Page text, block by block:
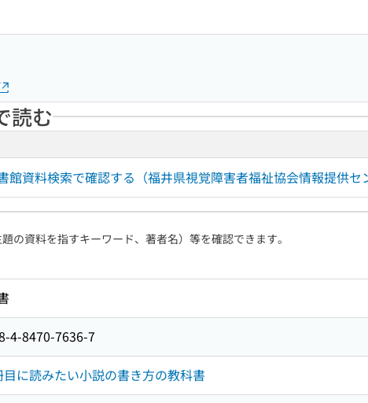
読む
館資料検索で確認する（福井県視覚障害者福祉協会情報提供セ
の資料を指すキーワード、著者名）等を確認できます。
4-8470-7636-7
目に読みたい小説の書き方の教科書